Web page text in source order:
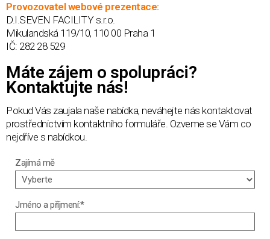
Provozovatel webové prezentace:
D.I.SEVEN FACILITY s.r.o.
Mikulandská 119/10, 110 00 Praha 1
IČ: 282 28 529
Máte zájem o spolupráci?
Kontaktujte nás!
Pokud Vás zaujala naše nabídka, neváhejte nás kontaktovat
prostřednictvím kontaktního formuláře. Ozveme se Vám co
nejdříve s nabídkou.
Zajímá mě
Jméno a příjmení:*